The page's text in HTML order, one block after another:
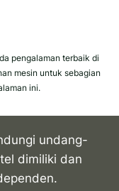
pengalaman terbaik di
mesin untuk sebagian
ini.
undang-
dimiliki dan